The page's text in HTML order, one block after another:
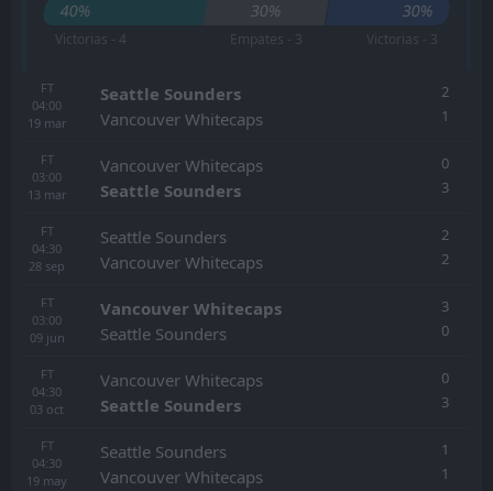
40% 30% 30%
Victorias - 4 Empates - 3 Victorias - 3
FT
04:00
19 mar
Seattle Sounders
Vancouver Whitecaps
2
1
FT
03:00
13 mar
Vancouver Whitecaps
Seattle Sounders
0
3
FT
04:30
28 sep
Seattle Sounders
Vancouver Whitecaps
2
2
FT
03:00
09 jun
Vancouver Whitecaps
Seattle Sounders
3
0
FT
04:30
03 oct
Vancouver Whitecaps
Seattle Sounders
0
3
FT
04:30
19 may
Seattle Sounders
Vancouver Whitecaps
1
1